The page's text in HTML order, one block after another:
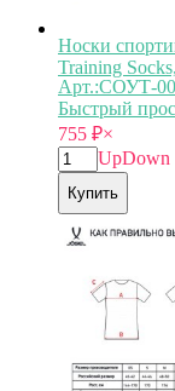
Носки
Training
Арт.:СОУТ-
Быстрый
755 ₽×
UpDown
Купить